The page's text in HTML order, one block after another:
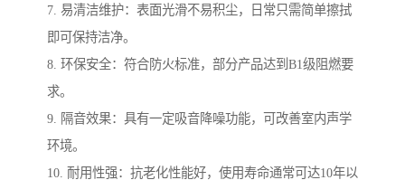
7. 易清洁维护：表面光滑不易积尘，日常只需简单擦拭
即可保持洁净。
8. 环保安全：符合防火标准，部分产品达到B1级阻燃要
求。
9. 隔音效果：具有一定吸音降噪功能，可改善室内声学
环境。
10. 耐用性强：抗老化性能好，使用寿命通常可达10年以